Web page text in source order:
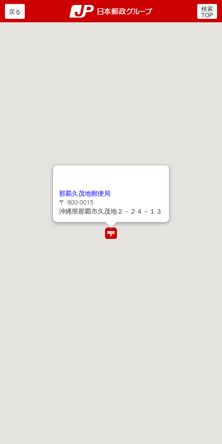
郵便局・日本郵政グルー
戻る 検索
TOP
那覇久茂地郵便局
〒 900-0015
沖縄県那覇市久茂地２－２４－１３